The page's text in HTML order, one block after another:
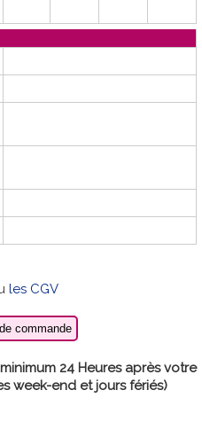
les CGV
24 Heures après votre
week-end et jours fériés)